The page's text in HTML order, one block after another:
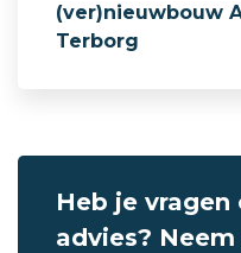
(ver)nieuwbouw
Terborg
Heb je
advies?